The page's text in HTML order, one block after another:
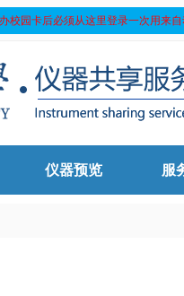
校园卡后必须从这里登录一次用来
仪器预览 服